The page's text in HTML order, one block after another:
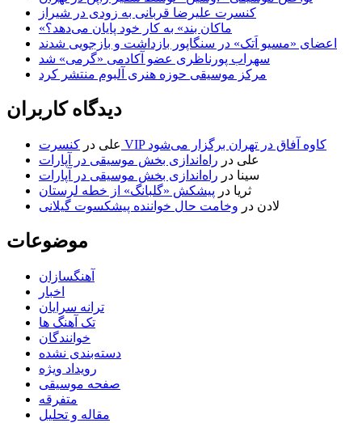
کنسرت علیرضا قربانی به زودی در شیراز
«ماکان بند» به کار خود پایان می‌دهد؟
اعضای «مسیو اَتک» در سنگاپور بازداشت و بازجویی شدند
سهراب پورناظری عضو آکادمی «گرمی» شد
مرکز موسیقی حوزه هنری آلبوم منتشر کرد
دیدگاه کاربران
علی در
کنسرت VIP کاوه آفاق در تهران برگزار می‌شود
علی در راه‌اندازی بخش موسیقی در آپارات
سینا در راه‌اندازی بخش موسیقی در آپارات
ثریا در پیشکش «گلبانگ» از خطه لرستان
لادن در وخامت حال خواننده پیشکسوت گیلانی
موضوعات
آهنگسازان
اخبار
ترانه سرایان
تک آهنگ ها
خوانندگان
دسته‌بندی نشده
رویداد ویژه
صفحه موسیقی
متفرقه
مقاله و تحلیل